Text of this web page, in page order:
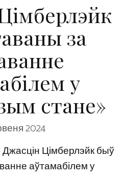
за
у
стане»
2024
Цімберлэйк быў
аўтамабілем у